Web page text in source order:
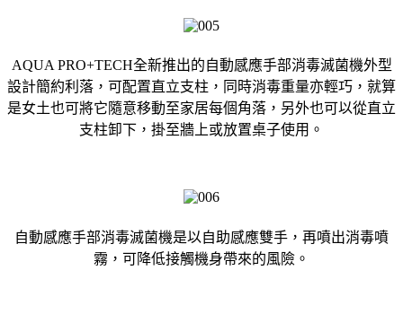
AQUA PRO+TECH全新推出的自動感應手部消毒滅菌機外型
設計簡約利落，可配置直立支柱，同時消毒重量亦輕巧，就算
是女土也可將它隨意移動至家居每個角落，另外也可以從直立
支柱卸下，掛至牆上或放置桌子使用。
自動感應手部消毒滅菌機是以自助感應雙手，再噴出消毒噴
霧，可降低接觸機身帶來的風險。